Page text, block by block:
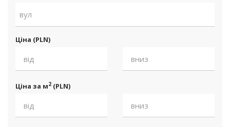
вул
Ціна (PLN)
Ціна за м2 (PLN)